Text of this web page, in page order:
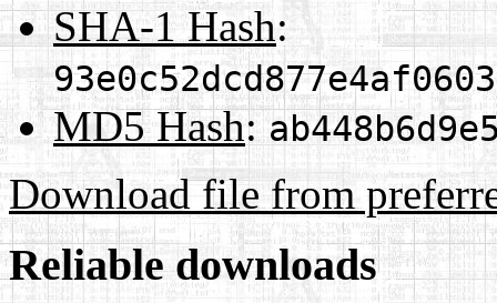
SHA-1 Hash:
MD5 Hash:
Download file from
Reliable downloads